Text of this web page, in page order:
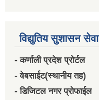
विद्युतिय सुशासन सेवा
- कर्णाली प्रदेश प्रोर्टल
- वेबसाईट(स्थानीय तह)
- डिजिटल नगर प्रोफाईल